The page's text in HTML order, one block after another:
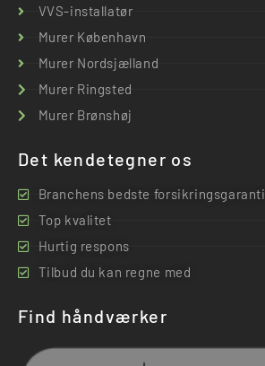
VVS-installatør
Murer København
Murer Nordsjælland
Murer Ringsted
Murer Brønshøj
Det kendetegner os
Branchens bedste forsikringsgaranti
Top kvalitet
Hurtig respons
Tilbud du kan regne med
Find håndværker